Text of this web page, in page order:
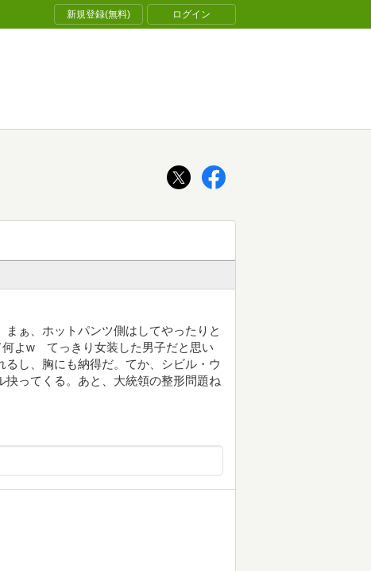
新規登録(無料) ログイン
ぁ、ホットパンツ側はしてやったりと
何よw てっきり女装した男子だと思い
し、胸にも納得だ。てか、シビル・ウ
ってくる。あと、大統領の整形問題ね